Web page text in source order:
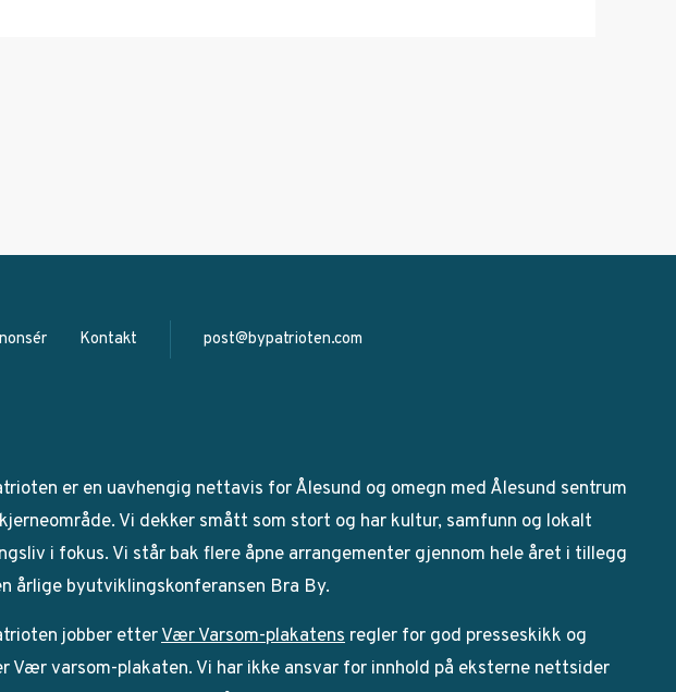
Kontakt post@bypatrioten.com
er en uavhengig nettavis for Ålesund og omegn med Ålesund sentrum
Vi dekker smått som stort og har kultur, samfunn og lokalt
i fokus. Vi står bak flere åpne arrangementer gjennom hele året i tillegg
årlige byutviklingskonferansen Bra By.
jobber etterVær Varsom-plakatens regler for god presseskikk og
Vær varsom-plakaten. Vi har ikke ansvar for innhold på eksterne nettsider